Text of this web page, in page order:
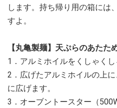
します。持ち帰り用の箱には
すよ。
【丸亀製麺】天ぷらのあたた
1．アルミホイルをくしゃくし
2．広げたアルミホイルの上
に広げます。
3．オーブントースター（